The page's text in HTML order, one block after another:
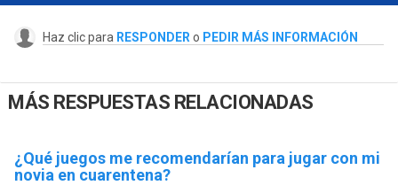
Haz clic para RESPONDER o PEDIR MÁS INFORMACIÓN
MÁS RESPUESTAS RELACIONADAS
¿Qué juegos me recomendarían para jugar con mi
novia en cuarentena?